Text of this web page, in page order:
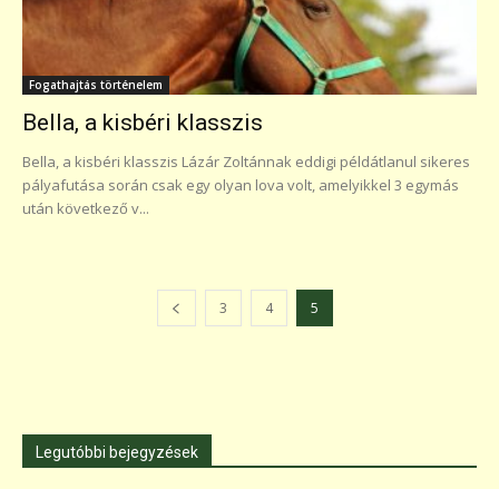
Fogathajtás történelem
Bella, a kisbéri klasszis
Bella, a kisbéri klasszis Lázár Zoltánnak eddigi példátlanul sikeres
pályafutása során csak egy olyan lova volt, amelyikkel 3 egymás
után következő v...
3 4 5
Legutóbbi bejegyzések